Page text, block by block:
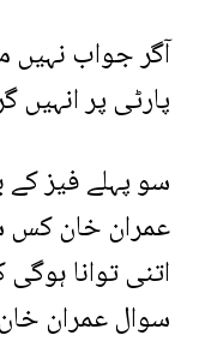
آگر جواب نہیں
پارٹی پر
سو پہلے فیز
عمران خان کس
اتنی توانا
سوال عمران